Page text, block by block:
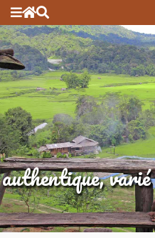
authentique,